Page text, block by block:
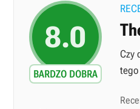
8.0
BARDZO DOBRA
Czy
tego